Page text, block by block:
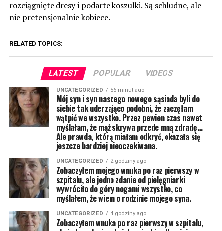
rozciągnięte dresy i podarte koszulki. Są schludne, ale
nie pretensjonalnie kobiece.
RELATED TOPICS:
LATEST POPULAR VIDEOS
UNCATEGORIZED 56 minut ago
Mój syn i syn naszego nowego sąsiada byli do
siebie tak uderzająco podobni, że zaczęłam
wątpić we wszystko. Przez pewien czas nawet
myślałam, że mąż skrywa przede mną zdradę…
Ale prawda, którą miałam odkryć, okazała się
jeszcze bardziej nieoczekiwana.
UNCATEGORIZED 2 godziny ago
Zobaczyłem mojego wnuka po raz pierwszy w
szpitalu, ale jedno zdanie od pielęgniarki
wywróciło do góry nogami wszystko, co
myślałem, że wiem o rodzinie mojego syna.
UNCATEGORIZED 4 godziny ago
Zobaczyłem wnuka po raz pierwszy w szpitalu,